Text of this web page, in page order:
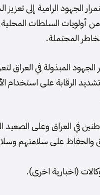
الجهود الرامية إلى
أولويات السلطات
المحتملة.
المبذولة في العراق
الرقابة على استخدام
في العراق وعلى
والحفاظ على سلامتهم
(اخبارية اخرى).